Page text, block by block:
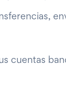
cuentas